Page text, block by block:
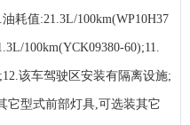
耗值:21.3L/100km(WP10H37
100km(YCK09380-60);11.
该车驾驶区安装有隔离设施;
它型式前部灯具,可选装其它